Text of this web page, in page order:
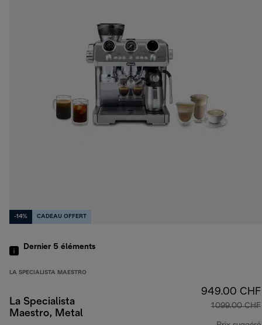
-14% CADEAU OFFERT
Dernier 5 éléments
LA SPECIALISTA MAESTRO
La Specialista
Maestro, Metal
949.00 CHF
1 099.00 CHF